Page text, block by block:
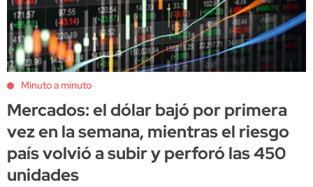
Minuto a minuto
Mercados: el dólar bajó por primera
vez en la semana, mientras el riesgo
país volvió a subir y perforó las 450
unidades